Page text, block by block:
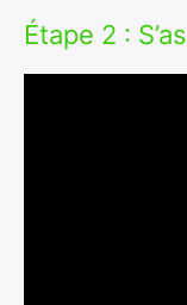
Étape 2 :